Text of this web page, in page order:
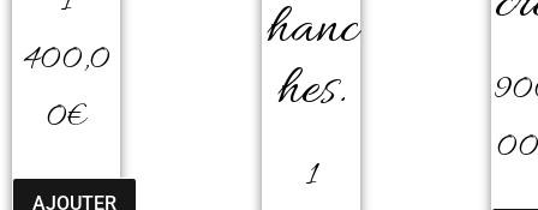
400,0
0€
AJOUTER
hanc
hes.
1